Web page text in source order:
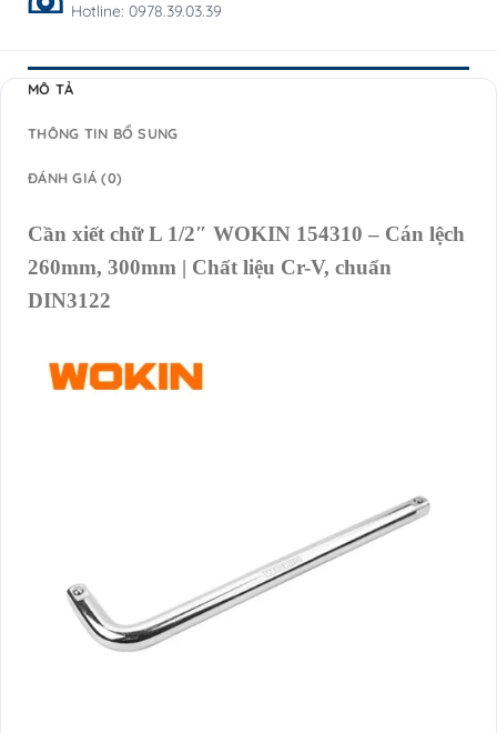
Hotline: 0978.39.03.39
MÔ TẢ
THÔNG TIN BỔ SUNG
ĐÁNH GIÁ (0)
Cần xiết chữ L 1/2″ WOKIN 154310 – Cán lệch
260mm, 300mm | Chất liệu Cr-V, chuẩn
DIN3122